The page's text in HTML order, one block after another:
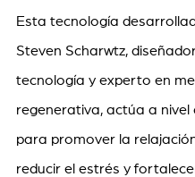
Esta tecnología
Steven Scharwtz,
tecnología y experto en
regenerativa, actúa a nivel
para promover la
reducir el estrés y